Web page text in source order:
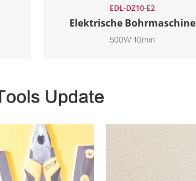
EDL-DZ10-E2
Elektrische Bohrmaschine
500W 10mm
Update